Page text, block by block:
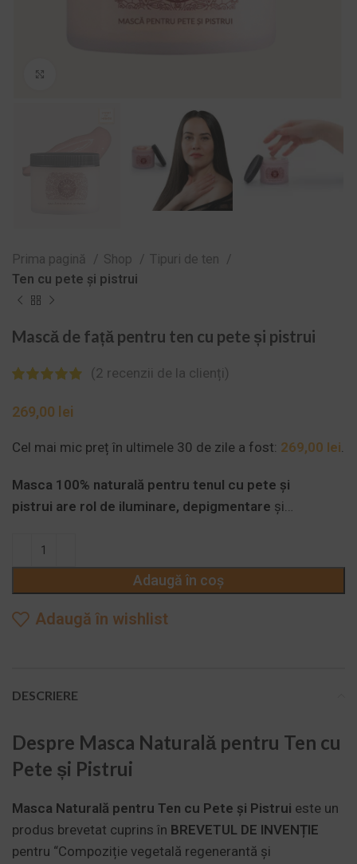
Prima pagină Shop
Tipuri de ten
Ten cu pete și pistrui
Mască de față pentru ten cu pete și pistrui
(2 recenzii de la clienți)
lei
Cel mai mic preț în ultimele 30 de zile a fost: 269,00 lei.
Masca 100% naturală pentru tenul cu pete și
pistrui are rol de iluminare, depigmentare și
tipurile de ten și pentru toate vârstele, atunci când tenul
se confruntă cu pete pigmentare.
Adaugă în coș
Adaugă în wishlist
DESCRIERE
Despre Masca Naturală pentru Ten cu
Pete și Pistrui
Masca Naturală pentru Ten cu Pete și Pistrui este un
produs brevetat cuprins în BREVETUL DE INVENȚIE
pentru “Compoziție vegetală regenerantă și